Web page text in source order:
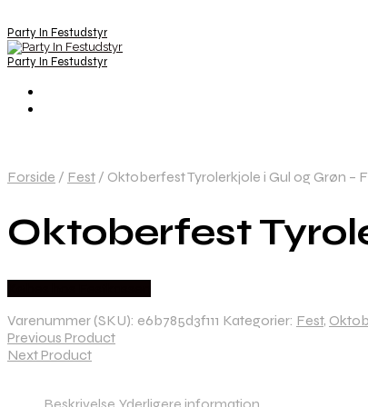
Party In Festudstyr
Party In Festudstyr
Forside / Fest / Oktoberfest Tyrolerkjole i Gul og Grøn –
Oktoberfest
Varenummer (SKU): e6b785d3f111 Kategorier: Fest,
Previous Product
Next Product